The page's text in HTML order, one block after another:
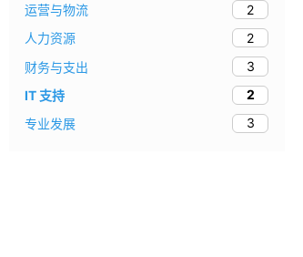
运营与物流
2
人力资源
2
财务与支出
3
IT 支持
2
专业发展
3